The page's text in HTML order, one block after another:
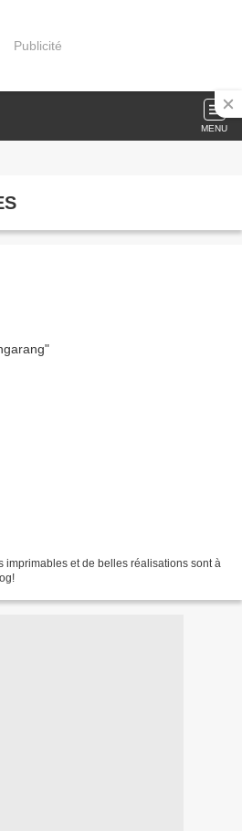
Publicité
MENU
imprimables et de belles réalisations sont à